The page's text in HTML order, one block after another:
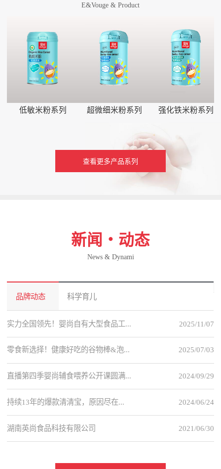
E&Vouge & Product
低敏米粉系列 超微细米粉系列 强化铁米粉系列
查看更多产品系列
新闻・动态
News & Dynami
品牌动态 科学育儿
2025/11/07
实力全国领先！婴尚自有大型食品工...
2025/07/03
零食新选择！健康好吃的谷物棒&泡...
2024/09/29
直播第四季婴尚辅食喂养公开课圆满...
2024/06/24
持续13年的爆款清清宝，原因尽在...
2021/06/30
湖南英尚食品科技有限公司